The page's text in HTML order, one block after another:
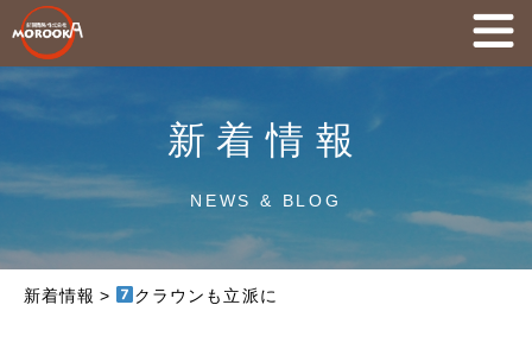
新着情報
NEWS & BLOG
新着情報 > クラウンも立派に